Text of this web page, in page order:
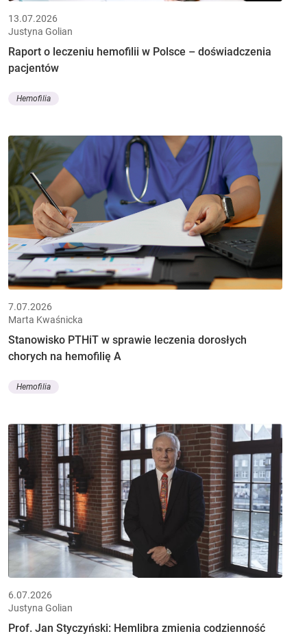
13.07.2026
Justyna Golian
Raport o leczeniu hemofilii w Polsce – doświadczenia
pacjentów
Hemofilia
7.07.2026
Marta Kwaśnicka
Stanowisko PTHiT w sprawie leczenia dorosłych
chorych na hemofilię A
Hemofilia
6.07.2026
Justyna Golian
Prof. Jan Styczyński: Hemlibra zmienia codzienność